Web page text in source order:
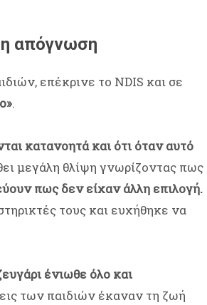
η απόγνωση
επέκρινε το NDIS και σε
.
κατανοητά και ότι όταν αυτό
μεγάλη θλίψη γνωρίζοντας πως
πως δεν είχαν άλλη επιλογή.
τους και ευχήθηκε να
ένιωθε όλο και
των παιδιών έκαναν τη ζωή